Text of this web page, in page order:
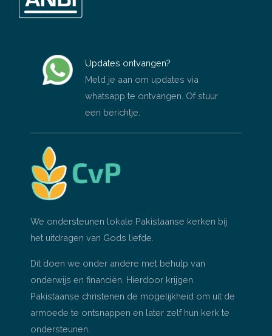
Updates ontvangen?
Meld je aan om updates via
whatsapp te ontvangen. Of stuur
een berichtje.
We ondersteunen lokale Pakistaanse kerken bij
het uitdragen van Gods liefde.
Dit doen we onder andere met behulp van
onderwijs en financiën. Hierdoor krijgen
Pakistaanse christenen de mogelijkheid om uit de
armoede te ontsnappen en later zelf hun kerk te
ondersteunen.